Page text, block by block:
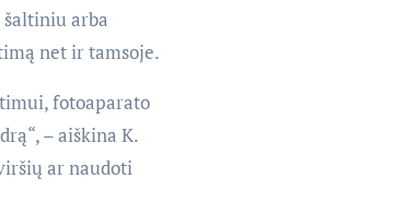
arba
net ir tamsoje.
fotoaparato
– aiškina K.
ar naudoti